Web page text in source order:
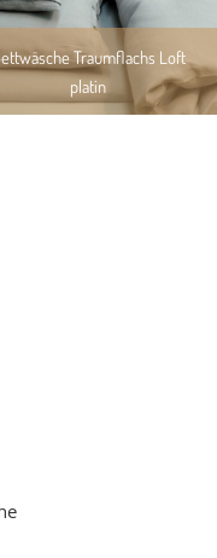
Traumflachs Loft
platin